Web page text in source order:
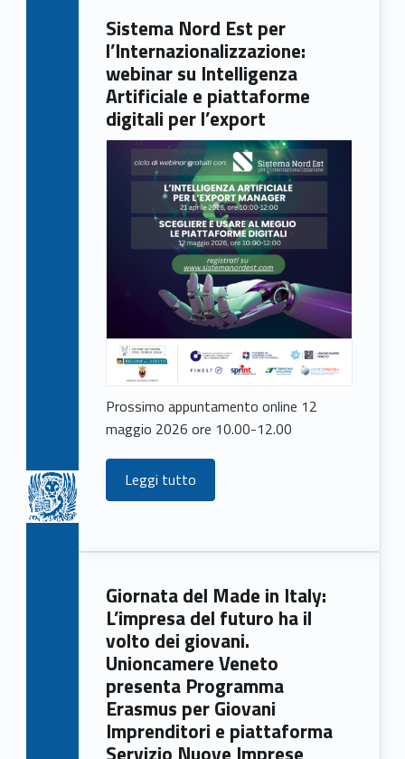
Sistema Nord Est per
l’Internazionalizzazione:
webinar su Intelligenza
Artificiale e piattaforme
digitali per l’export
Prossimo appuntamento online 12
maggio 2026 ore 10.00-12.00
Leggi tutto
Giornata del Made in Italy:
L’impresa del futuro ha il
volto dei giovani.
Unioncamere Veneto
presenta Programma
Erasmus per Giovani
Imprenditori e piattaforma